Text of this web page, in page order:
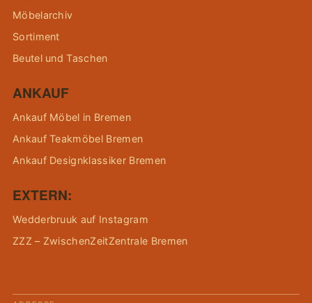
Möbelarchiv
Sortiment
Beutel und Taschen
ANKAUF
Ankauf Möbel in Bremen
Ankauf Teakmöbel Bremen
Ankauf Designklassiker Bremen
EXTERN:
Wedderbruuk auf Instagram
ZZZ – ZwischenZeitZentrale Bremen